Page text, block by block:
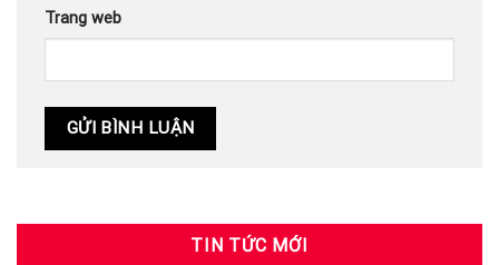
Trang web
TIN TỨC MỚI